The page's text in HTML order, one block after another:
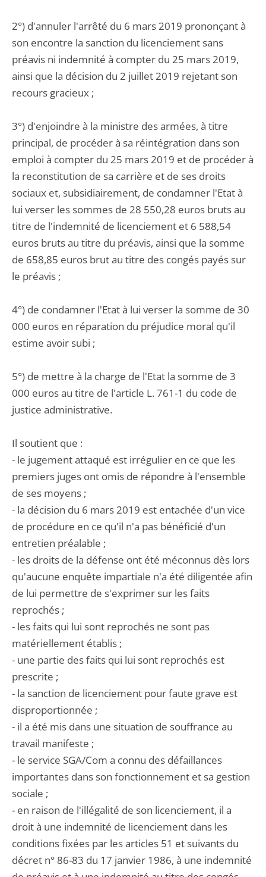
2°) d'annuler l'arrêté du 6 mars 2019 prononçant à
son encontre la sanction du licenciement sans
préavis ni indemnité à compter du 25 mars 2019,
ainsi que la décision du 2 juillet 2019 rejetant son
recours gracieux ;
3°) d'enjoindre à la ministre des armées, à titre
principal, de procéder à sa réintégration dans son
emploi à compter du 25 mars 2019 et de procéder à
la reconstitution de sa carrière et de ses droits
sociaux et, subsidiairement, de condamner l'Etat à
lui verser les sommes de 28 550,28 euros bruts au
titre de l'indemnité de licenciement et 6 588,54
euros bruts au titre du préavis, ainsi que la somme
de 658,85 euros brut au titre des congés payés sur
le préavis ;
4°) de condamner l'Etat à lui verser la somme de 30
000 euros en réparation du préjudice moral qu'il
estime avoir subi ;
5°) de mettre à la charge de l'Etat la somme de 3
000 euros au titre de l'article L. 761-1 du code de
justice administrative.
Il soutient que :
- le jugement attaqué est irrégulier en ce que les
premiers juges ont omis de répondre à l'ensemble
de ses moyens ;
- la décision du 6 mars 2019 est entachée d'un vice
de procédure en ce qu'il n'a pas bénéficié d'un
entretien préalable ;
- les droits de la défense ont été méconnus dès lors
qu'aucune enquête impartiale n'a été diligentée afin
de lui permettre de s'exprimer sur les faits
reprochés ;
- les faits qui lui sont reprochés ne sont pas
matériellement établis ;
- une partie des faits qui lui sont reprochés est
prescrite ;
- la sanction de licenciement pour faute grave est
disproportionnée ;
- il a été mis dans une situation de souffrance au
travail manifeste ;
- le service SGA/Com a connu des défaillances
importantes dans son fonctionnement et sa gestion
sociale ;
- en raison de l'illégalité de son licenciement, il a
droit à une indemnité de licenciement dans les
conditions fixées par les articles 51 et suivants du
décret n° 86-83 du 17 janvier 1986, à une indemnité